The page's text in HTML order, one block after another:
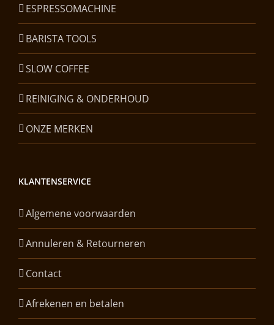
ESPRESSOMACHINE
BARISTA TOOLS
SLOW COFFEE
REINIGING & ONDERHOUD
ONZE MERKEN
KLANTENSERVICE
Algemene voorwaarden
Annuleren & Retourneren
Contact
Afrekenen en betalen